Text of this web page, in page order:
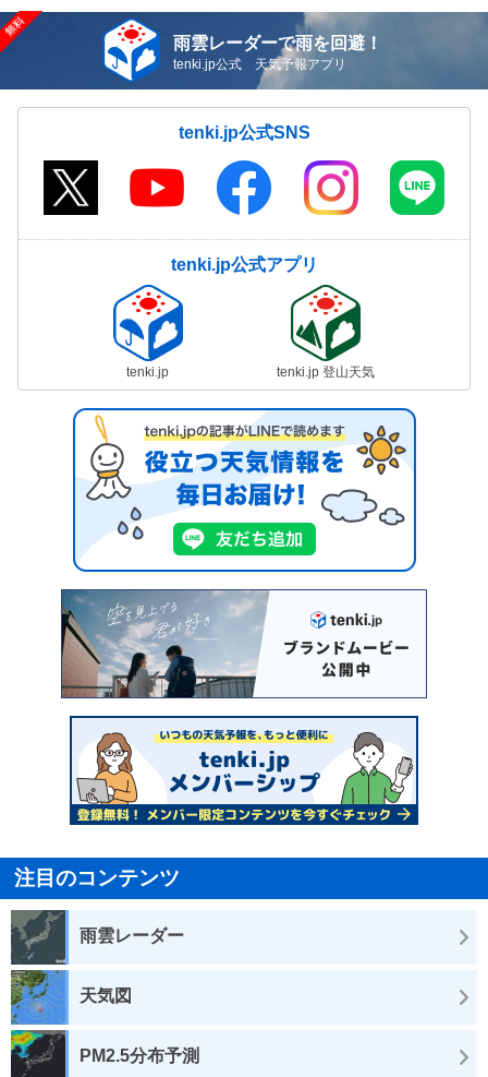
雨雲レーダーで雨を回避！
tenki.jp公式 天気予報アプリ
tenki.jp公式SNS
tenki.jp公式アプリ
tenki.jp tenki.jp 登山天気
注目のコンテンツ
雨雲レーダー
天気図
PM2.5分布予測